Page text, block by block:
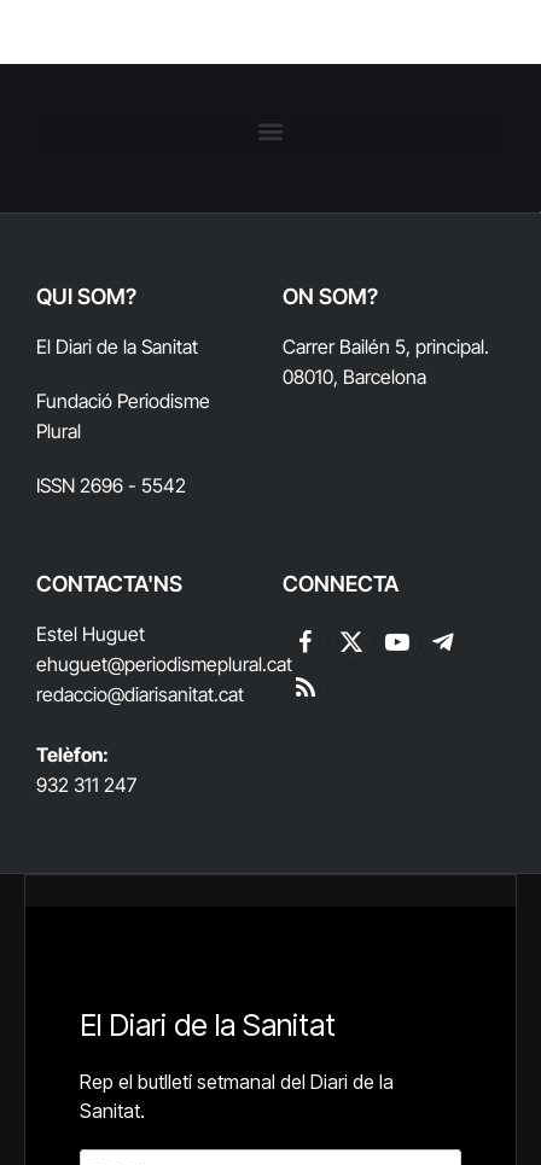
QUI SOM?
El Diari de la Sanitat
Fundació Periodisme
Plural
ISSN 2696 - 5542
ON SOM?
Carrer Bailén 5, principal.
08010, Barcelona
CONTACTA'NS
Estel Huguet
ehuguet@periodismeplural.cat
redaccio@diarisanitat.cat
Telèfon:
932 311 247
CONNECTA
Facebook
X
YouTubeTelegram
RSS